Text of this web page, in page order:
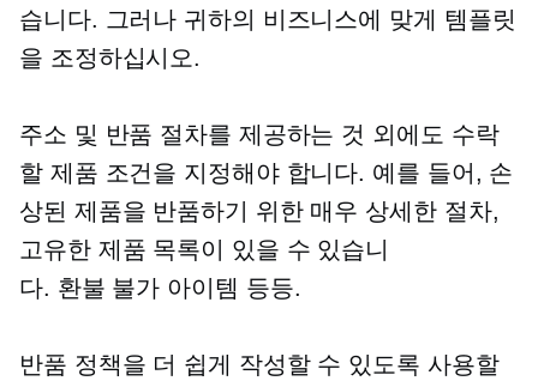
습니다. 그러나 귀하의 비즈니스에 맞게 템플릿
을 조정하십시오.
주소 및 반품 절차를 제공하는 것 외에도 수락
할 제품 조건을 지정해야 합니다. 예를 들어, 손
상된 제품을 반품하기 위한 매우 상세한 절차,
고유한 제품 목록이 있을 수 있습니
다. 환불 불가 아이템 등등.
반품 정책을 더 쉽게 작성할 수 있도록 사용할